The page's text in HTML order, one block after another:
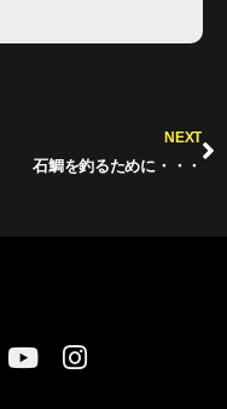
NEXT
石鯛を釣るために・・・
Y
I